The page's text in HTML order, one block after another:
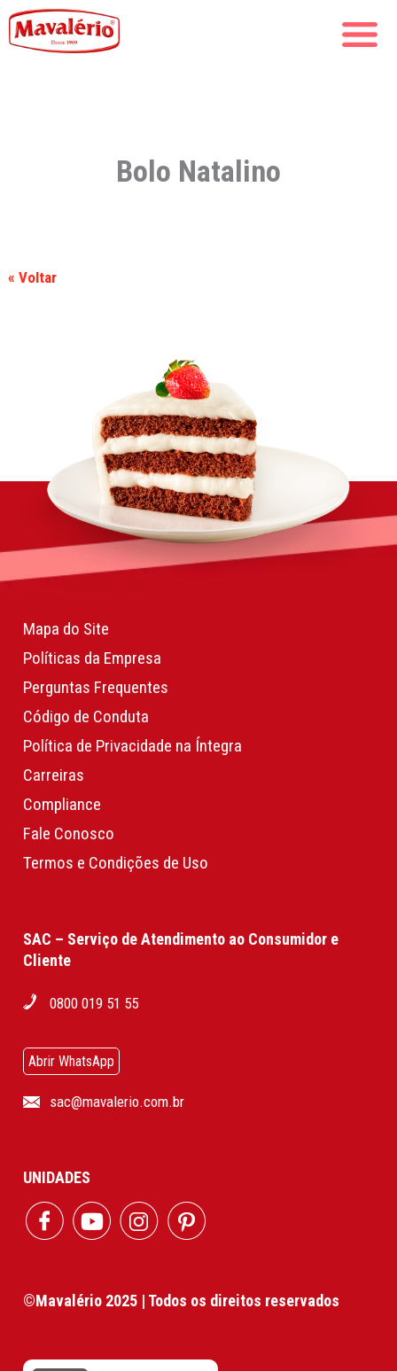
Bolo Natalino
« Voltar
Mapa do Site
Políticas da Empresa
Perguntas Frequentes
Código de Conduta
Política de Privacidade na Íntegra
Carreiras
Compliance
Fale Conosco
Termos e Condições de Uso
SAC – Serviço de Atendimento ao Consumidor e
Cliente
0800 019 51 55
Abrir WhatsApp
sac@mavalerio.com.br
UNIDADES
©Mavalério 2025 | Todos os direitos reservados